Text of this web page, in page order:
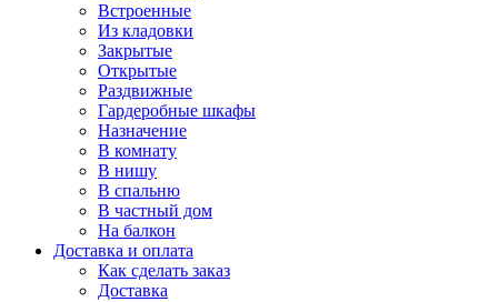
Встроенные
Из кладовки
Закрытые
Открытые
Раздвижные
Гардеробные шкафы
Назначение
В комнату
В нишу
В спальню
В частный дом
На балкон
Доставка и оплата
Как сделать заказ
Доставка